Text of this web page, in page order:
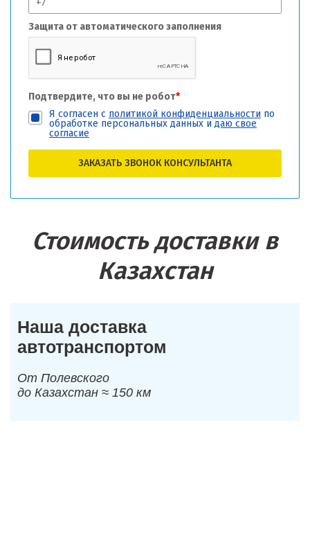
Защита от автоматического заполнения
Подтвердите, что вы не робот*
Я согласен с политикой конфиденциальности по
обработке персональных данных и даю свое
согласие
ЗАКАЗАТЬ ЗВОНОК КОНСУЛЬТАНТА
Стоимость доставки в
Казахстан
Наша доставка
автотранспортом
От Полевского
до Казахстан ≈ 150 км